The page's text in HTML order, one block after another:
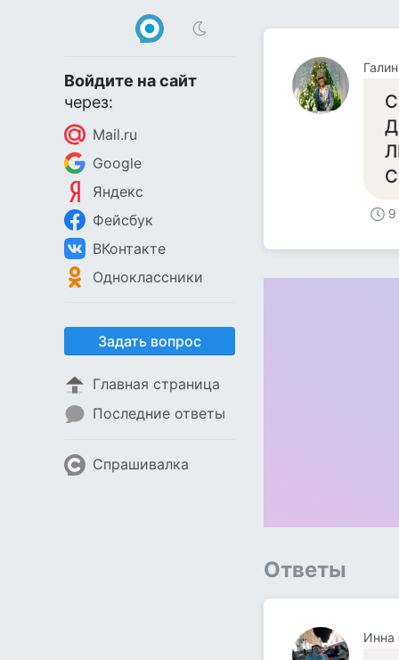
Войдите на сайт
через:
Mail.ru
Google
Яндекс
Фейсбук
ВКонтакте
Одноклассники
Задать вопрос
Главная страница
Последние ответы
Спрашивалка
9
Ответы
Инна